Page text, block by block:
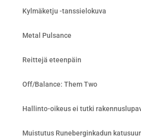
Kylmäketju -tanssielokuva
Metal Pulsance
Reittejä eteenpäin
Off/Balance: Them Two
Hallinto-oikeus ei tutki
Muistutus Runeberginkadun